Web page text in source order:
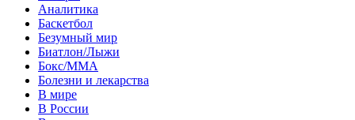
Аналитика
Баскетбол
Безумный мир
Биатлон/Лыжи
Бокс/MMA
Болезни и лекарства
В мире
В России